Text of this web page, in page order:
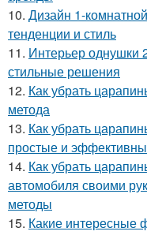
10. Дизайн 1-
тенденции и стиль
11. Интерьер однушки
стильные решения
12. Как убрать
метода
13. Как убрать
простые и
14. Как убрать
автомобиля своими
методы
15. Какие интересные